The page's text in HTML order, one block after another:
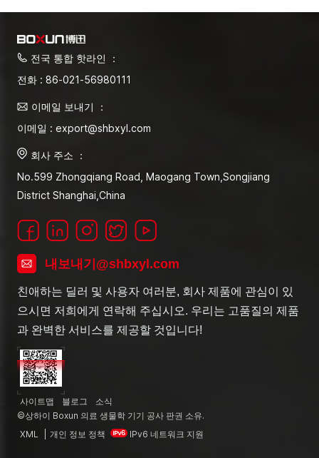
전국 통합 핫라인 ：
전화 : 86-021-56980111
이메일 보내기 ：
이메일 : export@shbxyl.com
회사 주소 ：
No.599 Zhongqiang Road, Maogang Town,Songjiang
District Shanghai,China
내보내기@shbxyl.com
친애하는 딜러 및 사용자 여러분, 회사 제품에 관심이 있
으시면 저희에게 연락해 주십시오. 우리는 고품질의 제품
과 완벽한 서비스를 제공할 것입니다!
사이트맵 블로그
소식
©상하이 Boxun 의료 생물학 기기 공사 판권 소유.
XML
개인 정보 정책 IPv6 네트워크 지원